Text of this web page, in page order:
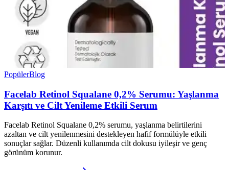
PopülerBlog
Facelab Retinol Squalane 0,2% Serumu: Yaşlanma
Karşıtı ve Cilt Yenileme Etkili Serum
Facelab Retinol Squalane 0,2% serumu, yaşlanma belirtilerini
azaltan ve cilt yenilenmesini destekleyen hafif formülüyle etkili
sonuçlar sağlar. Düzenli kullanımda cilt dokusu iyileşir ve genç
görünüm korunur.